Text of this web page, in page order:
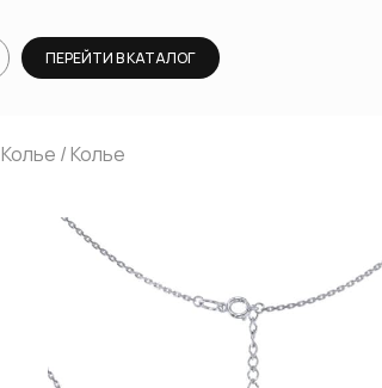
ПЕРЕЙТИ В КАТАЛОГ
Колье / Колье